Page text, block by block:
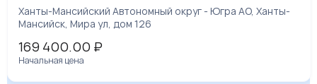
средство (6 мест), 2005 года изготовления,
идентификационный номер (VIN)
Х9622170050424849
Ханты-Мансийский Автономный округ - Югра АО, Ханты-
Мансийск, Мира ул, дом 126
169 400.00 ₽
Начальная цена